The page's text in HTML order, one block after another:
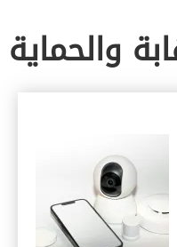
والحماية